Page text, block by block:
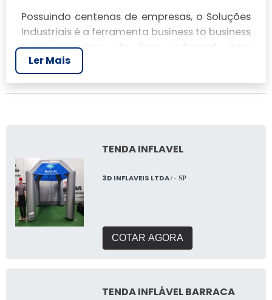
Possuindo centenas de empresas, o Soluções
Industriais é a ferramenta business to business
mais completo da área industrial. Para
realizar um orçamento de Tenda lona, clique
em um ou mais dos anuciantes a seguir:
Ler Mais
TENDA INFLAVEL
3D INFLAVEIS LTDA/ - SP
COTAR AGORA
TENDA INFLÁVEL BARRACA